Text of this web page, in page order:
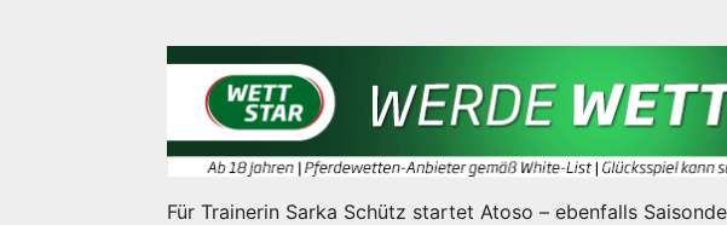
Für Trainerin Sarka Schütz startet Atoso – ebenfalls